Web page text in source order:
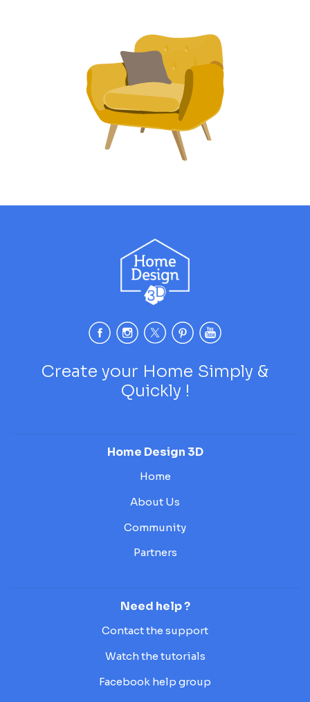
Create your Home Simply &
Quickly !
Home Design 3D
Home
About Us
Community
Partners
Need help ?
Contact the support
Watch the tutorials
Facebook help group